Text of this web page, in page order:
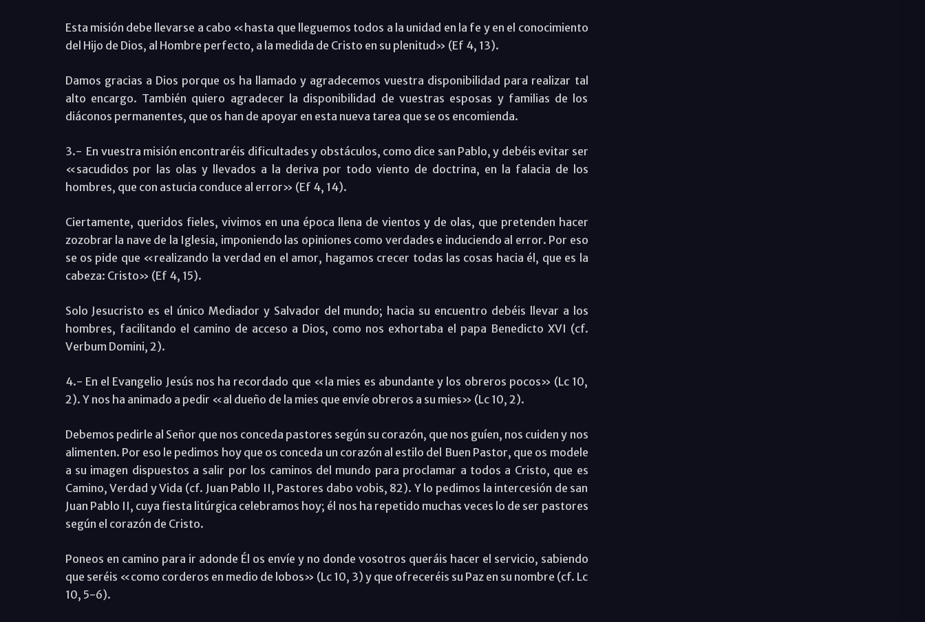
Esta misión debe llevarse a cabo «hasta que lleguemos todos a la unidad en la fe y en el conocimiento
del Hijo de Dios, al Hombre perfecto, a la medida de Cristo en su plenitud» (Ef 4, 13).
Damos gracias a Dios porque os ha llamado y agradecemos vuestra disponibilidad para realizar tal
alto encargo. También quiero agradecer la disponibilidad de vuestras esposas y familias de los
diáconos permanentes, que os han de apoyar en esta nueva tarea que se os encomienda.
3.- En vuestra misión encontraréis dificultades y obstáculos, como dice san Pablo, y debéis evitar ser
«sacudidos por las olas y llevados a la deriva por todo viento de doctrina, en la falacia de los
hombres, que con astucia conduce al error» (Ef 4, 14).
Ciertamente, queridos fieles, vivimos en una época llena de vientos y de olas, que pretenden hacer
zozobrar la nave de la Iglesia, imponiendo las opiniones como verdades e induciendo al error. Por eso
se os pide que «realizando la verdad en el amor, hagamos crecer todas las cosas hacia él, que es la
cabeza: Cristo» (Ef 4, 15).
Solo Jesucristo es el único Mediador y Salvador del mundo; hacia su encuentro debéis llevar a los
hombres, facilitando el camino de acceso a Dios, como nos exhortaba el papa Benedicto XVI (cf.
Verbum Domini, 2).
4.- En el Evangelio Jesús nos ha recordado que «la mies es abundante y los obreros pocos» (Lc 10,
2). Y nos ha animado a pedir «al dueño de la mies que envíe obreros a su mies» (Lc 10, 2).
Debemos pedirle al Señor que nos conceda pastores según su corazón, que nos guíen, nos cuiden y nos
alimenten. Por eso le pedimos hoy que os conceda un corazón al estilo del Buen Pastor, que os modele
a su imagen dispuestos a salir por los caminos del mundo para proclamar a todos a Cristo, que es
Camino, Verdad y Vida (cf. Juan Pablo II, Pastores dabo vobis, 82). Y lo pedimos la intercesión de san
Juan Pablo II, cuya fiesta litúrgica celebramos hoy; él nos ha repetido muchas veces lo de ser pastores
según el corazón de Cristo.
Poneos en camino para ir adonde Él os envíe y no donde vosotros queráis hacer el servicio, sabiendo
que seréis «como corderos en medio de lobos» (Lc 10, 3) y que ofreceréis su Paz en su nombre (cf. Lc
10, 5-6).